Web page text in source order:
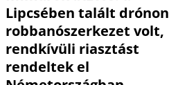
Lipcsében talált drónon
robbanószerkezet volt,
rendkívüli riasztást
rendeltek el